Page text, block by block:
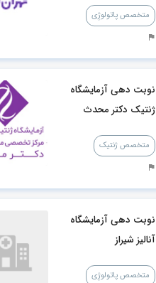
متخصص پاتولوژِی
نوبت دهی آزمایشگاه
ژنتیک دکتر محدث
متخصص ژنتیک
نوبت دهی آزمایشگاه
آنالیز شیراز
متخصص پاتولوژِی